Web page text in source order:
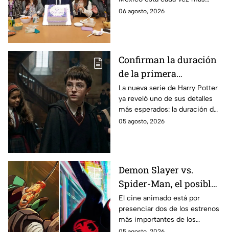
entre los fans
cerca, pues el elenco ya se
06 agosto, 2026
Confirman la duración
de la primera
temporada de Harry
Potter y emocionará a
los fans de los libros
La nueva serie de Harry Potter
ya reveló uno de sus detalles
más esperados: la duración de
la primera temporada basada
05 agosto, 2026
Demon Slayer vs.
Spider-Man, el posible
gran enfrentamiento
en taquilla del 2027
El cine animado está por
presenciar dos de los estrenos
más importantes de los
últimos años.